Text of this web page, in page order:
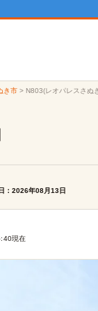
き市> N803(レオパレスさぬ
：2026年08月13日
現在